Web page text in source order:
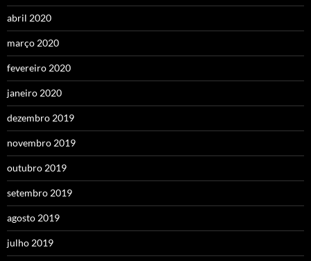
abril 2020
março 2020
fevereiro 2020
janeiro 2020
dezembro 2019
novembro 2019
outubro 2019
setembro 2019
agosto 2019
julho 2019